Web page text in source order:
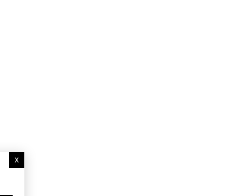
XMasquer le bandeau des cookies